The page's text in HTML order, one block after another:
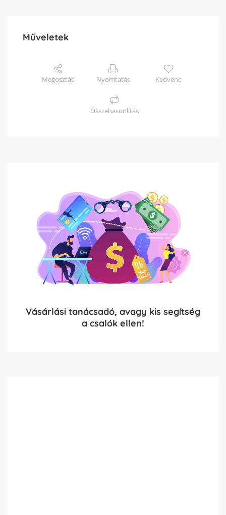
Műveletek
Megosztás Nyomtatás Kedvenc
Összehasonlítás
Vásárlási tanácsadó, avagy kis segítség
a csalók ellen!